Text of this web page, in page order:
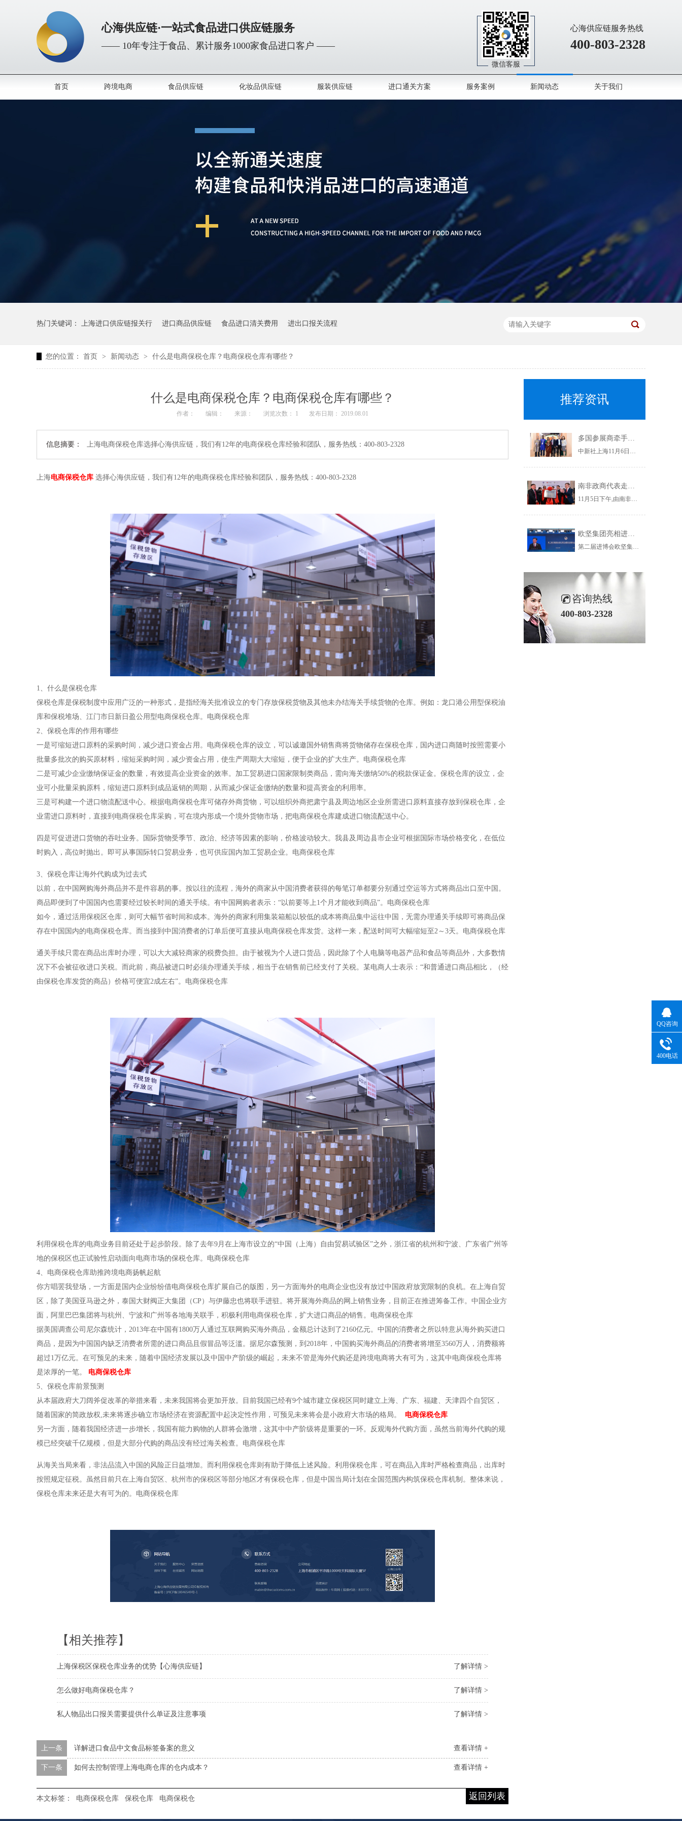
心海供应链·一站式食品进口供应链服务
—— 10年专注于食品、累计服务1000家食品进口客户 ——
微信客服
心海供应链服务热线
400-803-2328
首页 跨境电商 食品供应链 化妆品供应链 服装供应链 进口通关方案 服务案例 新闻动态 关于我们
热门关键词： 上海进口供应链报关行 进口商品供应链 食品进口清关费用 进出口报关流程
您的位置： 首页 > 新闻动态 > 什么是电商保税仓库？电商保税仓库有哪些？
什么是电商保税仓库？电商保税仓库有哪些？
作者： 编辑： 来源： 浏览次数： 1 发布日期： 2019.08.01
信息摘要： 上海电商保税仓库选择心海供应链，我们有12年的电商保税仓库经验和团队，服务热线：400-803-2328
上海电商保税仓库 选择心海供应链，我们有12年的电商保税仓库经验和团队，服务热线：400-803-2328
1、什么是保税仓库
保税仓库是保税制度中应用广泛的一种形式，是指经海关批准设立的专门存放保税货物及其他未办结海关手续货物的仓库。例如：龙口港公用型保税油
库和保税堆场、江门市日新日盈公用型电商保税仓库。电商保税仓库
2、保税仓库的作用有哪些
一是可缩短进口原料的采购时间，减少进口资金占用。电商保税仓库的设立，可以诚邀国外销售商将货物储存在保税仓库，国内进口商随时按照需要小
批量多批次的购买原材料，缩短采购时间，减少资金占用，使生产周期大大缩短，便于企业的扩大生产。电商保税仓库
二是可减少企业缴纳保证金的数量，有效提高企业资金的效率。加工贸易进口国家限制类商品，需向海关缴纳50%的税款保证金。保税仓库的设立，企
业可小批量采购原料，缩短进口原料到成品返销的周期，从而减少保证金缴纳的数量和提高资金的利用率。
三是可构建一个进口物流配送中心。根据电商保税仓库可储存外商货物，可以组织外商把肃宁县及周边地区企业所需进口原料直接存放到保税仓库，企
业需进口原料时，直接到电商保税仓库采购，可在境内形成一个境外货物市场，把电商保税仓库建成进口物流配送中心。
四是可促进进口货物的吞吐业务。国际货物受季节、政治、经济等因素的影响，价格波动较大。我县及周边县市企业可根据国际市场价格变化，在低位
时购入，高位时抛出。即可从事国际转口贸易业务，也可供应国内加工贸易企业。电商保税仓库
3、保税仓库让海外代购成为过去式
以前，在中国网购海外商品并不是件容易的事。按以往的流程，海外的商家从中国消费者获得的每笔订单都要分别通过空运等方式将商品出口至中国。
商品即便到了中国国内也需要经过较长时间的通关手续。有中国网购者表示：“以前要等上1个月才能收到商品”。电商保税仓库
如今，通过活用保税区仓库，则可大幅节省时间和成本。海外的商家利用集装箱船以较低的成本将商品集中运往中国，无需办理通关手续即可将商品保
存在中国国内的电商保税仓库。而当接到中国消费者的订单后便可直接从电商保税仓库发货。这样一来，配送时间可大幅缩短至2～3天。电商保税仓库
通关手续只需在商品出库时办理，可以大大减轻商家的税费负担。由于被视为个人进口货品，因此除了个人电脑等电器产品和食品等商品外，大多数情
况下不会被征收进口关税。而此前，商品被进口时必须办理通关手续，相当于在销售前已经支付了关税。某电商人士表示：“和普通进口商品相比，（经
由保税仓库发货的商品）价格可便宜2成左右”。电商保税仓库
利用保税仓库的电商业务目前还处于起步阶段。除了去年9月在上海市设立的“中国（上海）自由贸易试验区”之外，浙江省的杭州和宁波、广东省广州等
地的保税区也正试验性启动面向电商市场的保税仓库。电商保税仓库
4、电商保税仓库助推跨境电商扬帆起航
你方唱罢我登场，一方面是国内企业纷纷借电商保税仓库扩展自己的版图，另一方面海外的电商企业也没有放过中国政府放宽限制的良机。在上海自贸
区，除了美国亚马逊之外，泰国大财阀正大集团（CP）与伊藤忠也将联手进驻。将开展海外商品的网上销售业务，目前正在推进筹备工作。中国企业方
面，阿里巴巴集团将与杭州、宁波和广州等各地海关联手，积极利用电商保税仓库，扩大进口商品的销售。电商保税仓库
据美国调查公司尼尔森统计，2013年在中国有1800万人通过互联网购买海外商品，金额总计达到了2160亿元。中国的消费者之所以特意从海外购买进口
商品，是因为中国国内缺乏消费者所需的进口商品且假冒品等泛滥。据尼尔森预测，到2018年，中国购买海外商品的消费者将增至3560万人，消费额将
超过1万亿元。在可预见的未来，随着中国经济发展以及中国中产阶级的崛起，未来不管是海外代购还是跨境电商将大有可为，这其中电商保税仓库将
是浓厚的一笔。 电商保税仓库
5、保税仓库前景预测
从本届政府大刀阔斧促改革的举措来看，未来我国将会更加开放。目前我国已经有9个城市建立保税区同时建立上海、广东、福建、天津四个自贸区，
随着国家的简政放权,未来将逐步确立市场经济在资源配置中起决定性作用，可预见未来将会是小政府大市场的格局。
电商保税仓库
另一方面，随着我国经济进一步增长，我国有能力购物的人群将会激增，这其中中产阶级将是重要的一环。反观海外代购方面，虽然当前海外代购的规
模已经突破千亿规模，但是大部分代购的商品没有经过海关检查。电商保税仓库
从海关当局来看，非法品流入中国的风险正日益增加。而利用保税仓库则有助于降低上述风险。利用保税仓库，可在商品入库时严格检查商品，出库时
按照规定征税。虽然目前只在上海自贸区、杭州市的保税区等部分地区才有保税仓库，但是中国当局计划在全国范围内构筑保税仓库机制。整体来说，
保税仓库未来还是大有可为的。电商保税仓库
【相关推荐】
了解详情 >
上海保税区保税仓库业务的优势【心海供应链】
了解详情 >
怎么做好电商保税仓库？
了解详情 >
私人物品出口报关需要提供什么单证及注意事项
查看详情 +
上一条 详解进口食品中文食品标签备案的意义
查看详情 +
下一条 如何去控制管理上海电商仓库的仓内成本？
返回列表
本文标签： 电商保税仓库 保税仓库 电商保税仓
推荐资讯
多国参展商牵手上海杨浦企业 推动优质特色产品进入中国市场
中新社上海11月6日电(记者陈静)正在举行的第二届进博会上，上海交易团杨浦交易分团6日集中与7家参展商签约，6个采购订单落地。
11月5日下午,由南非小企业发展部副部长玛丽·卡帕女士带队,南部非洲上海工商联谊总会组织南非政府官员、企业家、华人华侨社团成员一行53人到访杨浦区,参加“南非—杨浦投资促进对接会暨南非贸易港上海运营中心揭牌仪式”并参观了欧坚集团。
欧坚集团亮相进博会虹桥国际经济论坛看全球贸易新趋势
第二届进博会欧坚集团旗下欣海国际报关集团有限公司在服务贸易展区1.1B9-07为您服务！欢迎您的莅临,我们不见不散~
咨询热线
400-803-2328
QQ咨询
400电话